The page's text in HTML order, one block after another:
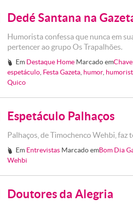
Dedé Santana na
Humorista confessa que nunca em
pertencer ao grupo Os Trapalhões.
# Em Destaque Home Marcado em
espetáculo Festa Gazeta humor,
Quico
Espetáculo Palhaços
Palhaços, de Timochenco Wehbi,
# Em Entrevistas Marcado emBom Dia
Wehbi
Doutores da Alegria